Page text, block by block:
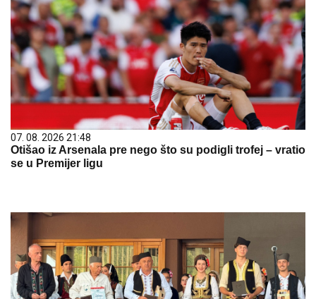
07. 08. 2026 21:48
Otišao iz Arsenala pre nego što su podigli trofej – vratio
se u Premijer ligu